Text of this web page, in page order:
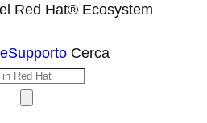
Red Hat® Ecosystem
Supporto Cerca